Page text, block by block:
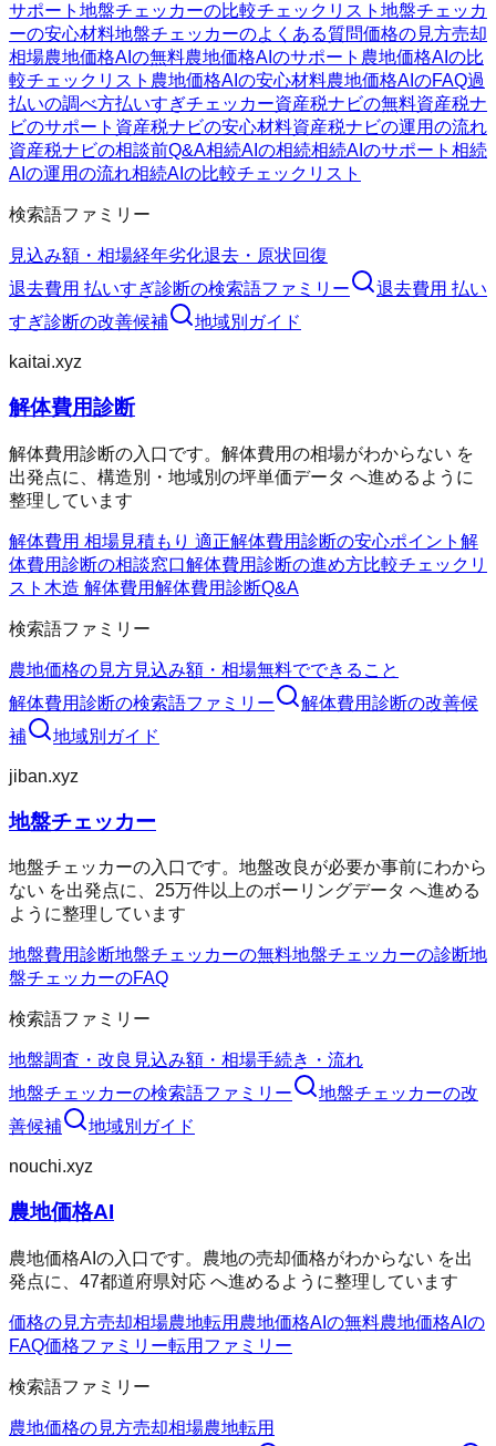
サポート 地盤チェッカーの比較チェックリスト 地盤チェッカ
ーの安心材料地盤チェッカーのよくある質問価格の見方売却
相場農地価格AIの無料農地価格AIのサポート 農地価格AIの比
較チェックリスト 農地価格AIの安心材料農地価格AIのFAQ過
払いの調べ方払いすぎチェッカー資産税ナビの無料資産税ナ
ビのサポート 資産税ナビの安心材料資産税ナビの運用の流れ
資産税ナビの相談前Q&A相続AIの相続相続AIのサポート 相続
AIの運用の流れ相続AIの比較チェックリスト
検索語ファミリー
見込み額・相場経年劣化退去・原状回復
退去費用 払いすぎ診断の検索語ファミリー
退去費用 払い
すぎ診断の改善候補 地域別ガイド
kaitai.xyz
解体費用診断
解体費用診断の入口です。解体費用の相場がわからない を
出発点に、構造別・地域別の坪単価データ へ進めるように
整理しています
解体費用 相場見積もり 適正解体費用診断の安心ポイント 解
体費用診断の相談窓口解体費用診断の進め方比較チェックリ
スト 木造 解体費用解体費用診断Q&A
検索語ファミリー
農地価格の見方見込み額・相場無料でできること
解体費用診断の検索語ファミリー 解体費用診断の改善候
補
地域別ガイド
jiban.xyz
地盤チェッカー
地盤チェッカーの入口です。地盤改良が必要か事前にわから
ない を出発点に、25万件以上のボーリングデータ へ進める
ように整理しています
地盤費用診断地盤チェッカーの無料地盤チェッカーの診断地
盤チェッカーのFAQ
検索語ファミリー
地盤調査・改良 見込み額・相場手続き・流れ
地盤チェッカーの検索語ファミリー 地盤チェッカーの改
善候補
地域別ガイド
nouchi.xyz
農地価格AI
農地価格AIの入口です。農地の売却価格がわからない を出
発点に、47都道府県対応 へ進めるように整理しています
価格の見方売却相場農地転用 農地価格AIの無料農地価格AIの
FAQ価格ファミリー転用ファミリー
検索語ファミリー
農地価格の見方売却相場農地転用